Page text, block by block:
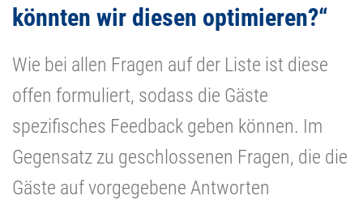
könnten wir diesen optimieren?“
Wie bei allen Fragen auf der Liste ist diese
offen formuliert, sodass die Gäste
spezifisches Feedback geben können. Im
Gegensatz zu geschlossenen Fragen, die die
Gäste auf vorgegebene Antworten